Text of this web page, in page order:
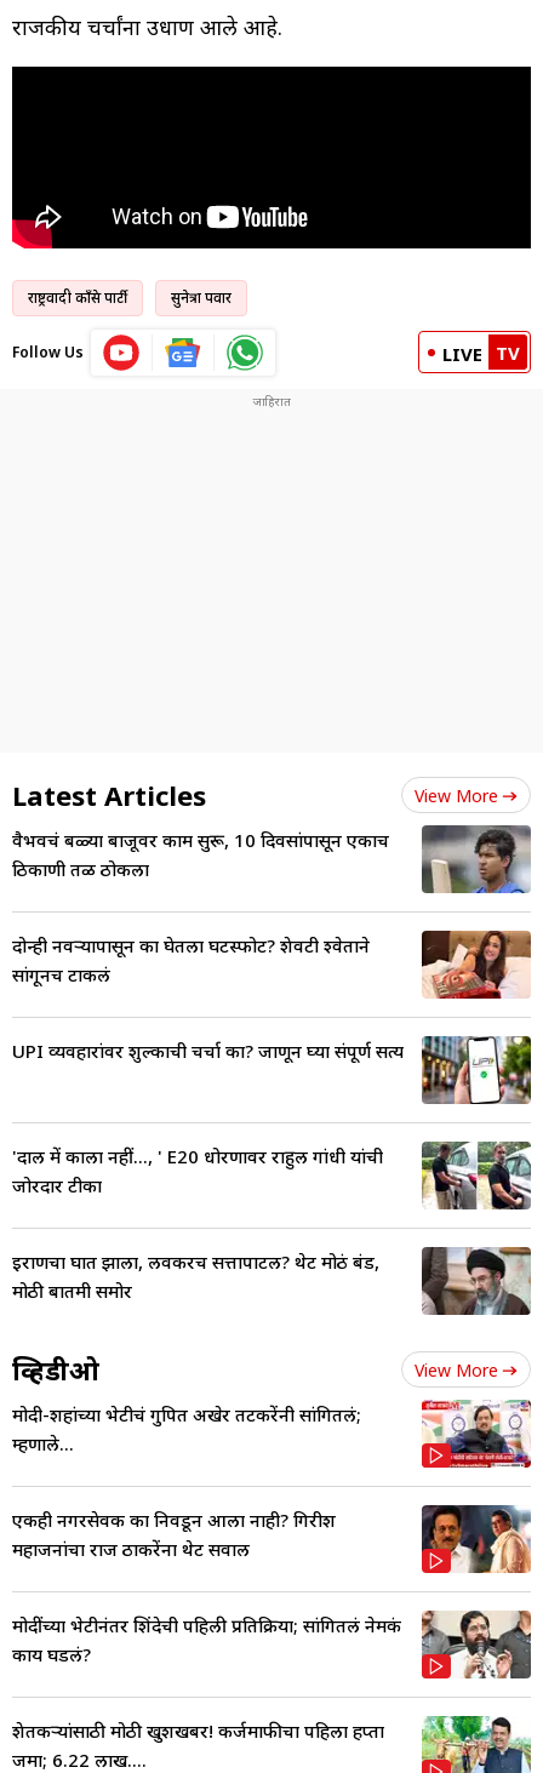
राजकीय चर्चांना उधाण आले आहे.
राष्ट्रवादी काँग्रेस पार्टी सुनेत्रा पवार
Follow Us LIVE TV
Latest Articles View More
वैभवचं दुबळ्या बाजूवर काम सुरू, 10 दिवसांपासून एकाच
ठिकाणी तळ ठोकला
दोन्ही नवऱ्यापासून का घेतला घटस्फोट? शेवटी श्वेताने
सांगूनच टाकलं
UPI व्यवहारांवर शुल्काची चर्चा का? जाणून घ्या संपूर्ण सत्य
'दाल में काला नहीं..., ' E20 धोरणावर राहुल गांधी यांची
जोरदार टीका
इराणचा घात झाला, लवकरच सत्तापाटल? थेट मोठं बंड,
मोठी बातमी समोर
व्हिडीओ View More
मोदी-शहांच्या भेटीचं गुपित अखेर तटकरेंनी सांगितलं;
म्हणाले...
एकही नगरसेवक का निवडून आला नाही? गिरीश
महाजनांचा राज ठाकरेंना थेट सवाल
मोदींच्या भेटीनंतर शिंदेची पहिली प्रतिक्रिया; सांगितलं नेमकं
काय घडलं?
शेतकऱ्यांसाठी मोठी खुशखबर! कर्जमाफीचा पहिला हप्ता
जमा; 6.22 लाख....